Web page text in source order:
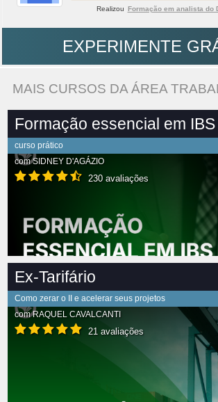
Realizou Formação em analista do
EXPERIMENTE
MAIS CURSOS DA ÁREA
Formação essencial em
curso prático
comSIDNEY D'AGÁZIO
230 avaliações
Ex-Tarifário
Como zerar o II e acelerar seus projetos
comRAQUEL CAVALCANTI
21 avaliações